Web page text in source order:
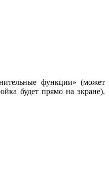
функции» (может
будет прямо на экране).